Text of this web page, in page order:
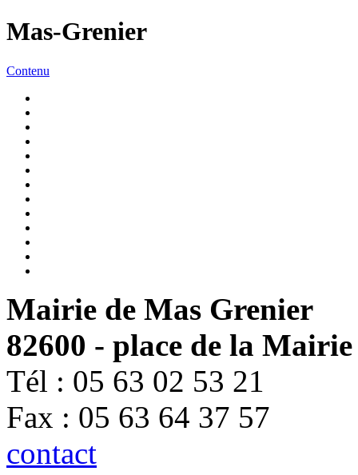
Mas-Grenier
Contenu
Mairie de Mas Grenier
82600 - place de la Mairie
Tél : 05 63 02 53 21
Fax : 05 63 64 37 57
contact